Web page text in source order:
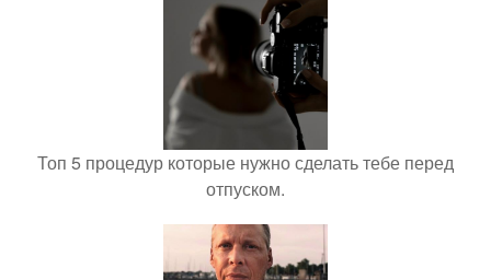
Топ 5 процедур которые нужно сделать тебе перед
отпуском.